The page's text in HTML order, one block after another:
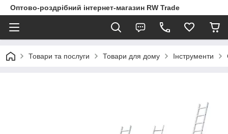
Оптово-роздрібний інтернет-магазин RW Trade
Товари та послуги Товари для дому Інструменти